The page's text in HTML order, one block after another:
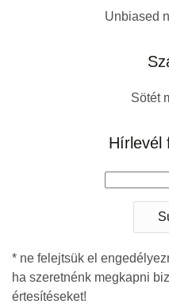
Unbiased
Sötét
Hírlevél
* ne felejtsük el
ha szeretnénk megkapni
értesítéseket!